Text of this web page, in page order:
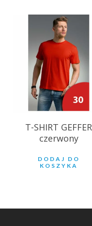
18.59zł
T-SHIRT GEFFER
czerwony
DODAJ DO
KOSZYKA